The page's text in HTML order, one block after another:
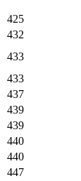
425
432
433
433
437
439
439
440
440
447